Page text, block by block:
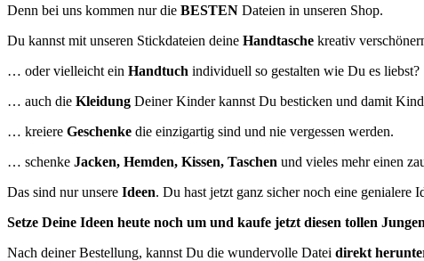
Denn bei uns kommen nur die BESTEN Dateien in unseren Shop.
Du kannst mit unseren Stickdateien deine Handtasche kreativ
… oder vielleicht ein Handtuch individuell so gestalten wie Du es liebst?
… auch die Kleidung Deiner Kinder kannst Du besticken und damit
… kreiere Geschenke die einzigartig sind und nie vergessen werden.
… schenke Jacken, Hemden, Kissen, Taschen und vieles mehr einen
Das sind nur unsere Ideen. Du hast jetzt ganz sicher noch eine genialere
Setze Deine Ideen heute noch um und kaufe jetzt diesen tollen
Nach deiner Bestellung, kannst Du die wundervolle Datei direkt